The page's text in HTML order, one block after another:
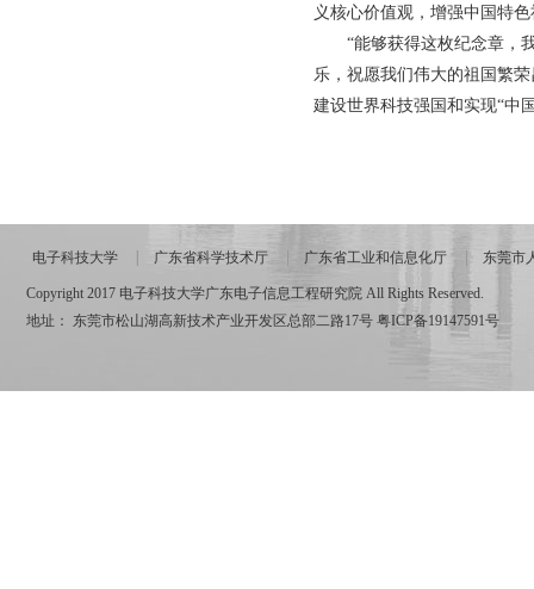
义核心价值观，增强中国特
“能够获得这枚纪念章，
乐，祝愿我们伟大的祖国繁
建设世界科技强国和实现“中
电子科技大学 广东省科学技术厅 广东省工业和信息化厅 东莞市
Copyright 2017 电子科技大学广东电子信息工程研究院 All Rights Reserved.
地址： 东莞市松山湖高新技术产业开发区总部二路17号 粤ICP备19147591号